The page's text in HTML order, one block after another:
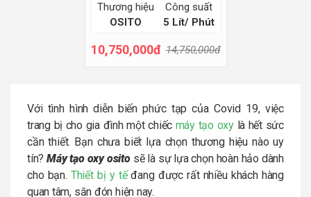
Thương hiệu
OSITO
Công suất
5 Lít/ Phút
10,750,000đ 14,750,000đ
Với tình hình diễn biến phức tạp của Covid 19, việc
trang bị cho gia đình một chiếc máy tạo oxylà hết sức
cần thiết. Bạn chưa biết lựa chọn thương hiệu nào uy
tín?Máy tạo oxy ositosẽ là sự lựa chọn hoàn hảo dành
cho bạn. Thiết bị y tếđang được rất nhiều khách hàng
quan tâm, săn đón hiện nay.